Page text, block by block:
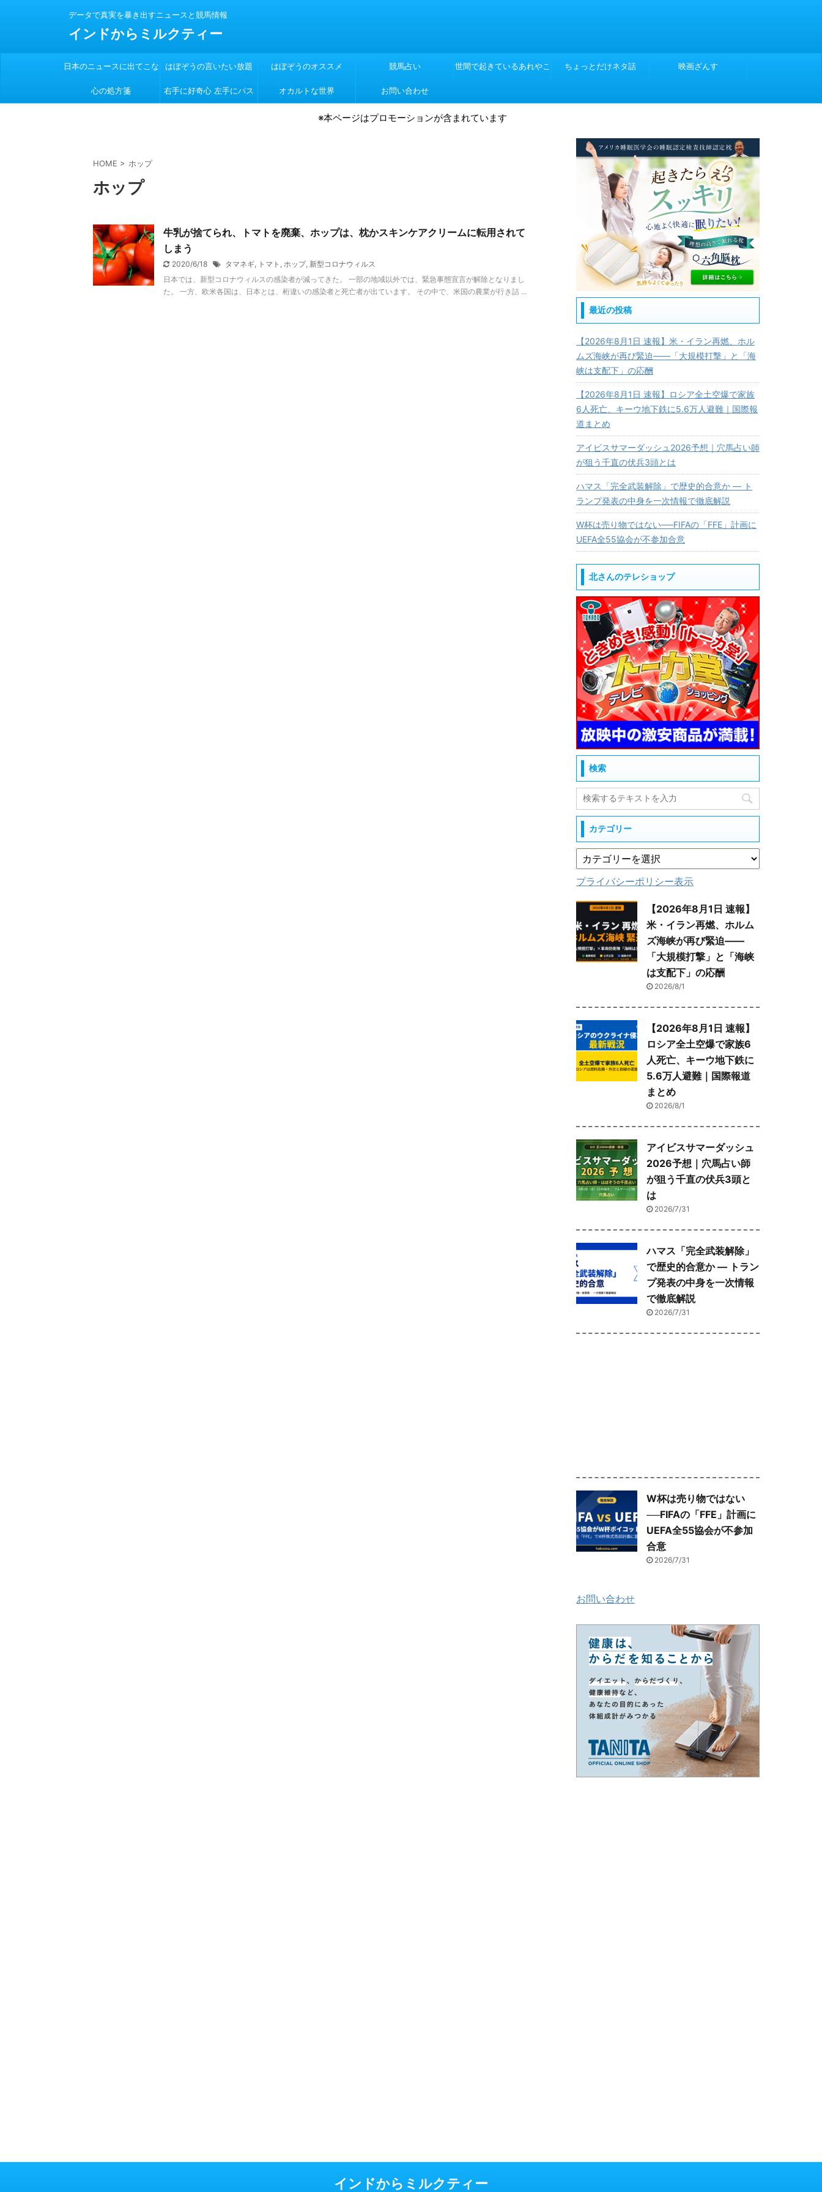
データで真実を暴き出すニュースと競馬情報
インドからミルクティー
日本のニュースに出てこな
い
はぼぞうの言いたい放題 はぼぞうのオススメ 競馬占い 世間で起きているあれやこ ちょっとだけネタ話 映画ざんす
心の処方箋 右手に好奇心 左手にパス オカルトな世界 お問い合わせ
※本ページはプロモーションが含まれています
HOME > ホップ
ホップ
牛乳が捨てられ、トマトを廃棄、ホップは、枕かスキンケアクリームに転用されて
しまう
2020/6/18 タマネギ, トマト , ホップ, 新型コロナウィルス
日本では、新型コロナウィルスの感染者が減ってきた。 一部の地域以外では、緊急事態宣言が解除となりまし
た。 一方、欧米各国は、日本とは、桁違いの感染者と死亡者が出ています。 その中で、米国の農業が行き詰 ...
最近の投稿
【2026年8月1日 速報】米・イラン再燃、ホル
ムズ海峡が再び緊迫——「大規模打撃」と「海
峡は支配下」の応酬
【2026年8月1日 速報】ロシア全土空爆で家族
6人死亡、キーウ地下鉄に5.6万人避難｜国際報
道まとめ
アイビスサマーダッシュ2026予想｜穴馬占い師
が狙う千直の伏兵3頭とは
ハマス「完全武装解除」で歴史的合意か ― ト
ランプ発表の中身を一次情報で徹底解説
W杯は売り物ではない──FIFAの「FFE」計画に
UEFA全55協会が不参加合意
北さんのテレショップ
検索
カテゴリー
プライバシーポリシー表示
【2026年8月1日 速報】
米・イラン再燃、ホルム
ズ海峡が再び緊迫——
「大規模打撃」と「海峡
は支配下」の応酬
2026/8/1
【2026年8月1日 速報】
ロシア全土空爆で家族6
人死亡、キーウ地下鉄に
5.6万人避難｜国際報道
まとめ
2026/8/1
アイビスサマーダッシュ
2026予想｜穴馬占い師
が狙う千直の伏兵3頭と
は
2026/7/31
ハマス「完全武装解除」
で歴史的合意か ― トラン
プ発表の中身を一次情報
で徹底解説
2026/7/31
W杯は売り物ではない
──FIFAの「FFE」計画に
UEFA全55協会が不参加
合意
2026/7/31
お問い合わせ
インドからミルクティー